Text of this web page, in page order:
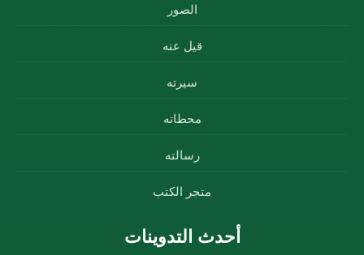
الصور
قيل عنه
سيرته
محطاته
رسالته
متجر الكتب
أحدث التدوينات